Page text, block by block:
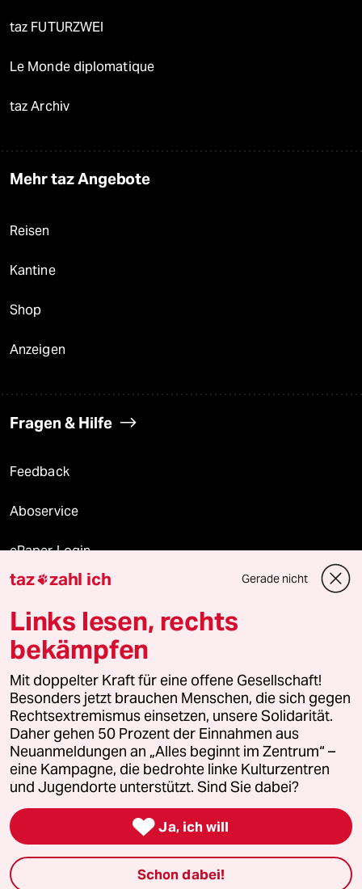
taz FUTURZWEI
Le Monde diplomatique
taz Archiv
Mehr taz Angebote
Reisen
Kantine
Shop
Anzeigen
Fragen & Hilfe
Feedback
Aboservice
ePaper Login
Downloads für Abonnierende
© 2026 taz Verlags und Vertriebs GmbH
Alle Rechte vorbehalten. Bei rechtlichen Fragen oder für Genehmigungen
wenden Sie sich bitte an
lizenzen@taz.de
Feedback Redaktionsstatut Kommune-Richtlinien
Leitlinie Informant Datenschutz Impressum AGB
Seitenwende Einwilligungen widerrufen (Ads)
taz zahl ich Gerade nicht
Links lesen, rechts
bekämpfen
Mit doppelter Kraft für eine offene Gesellschaft!
Besonders jetzt brauchen Menschen, die sich gegen
Rechtsextremismus einsetzen, unsere Solidarität.
Daher gehen 50 Prozent der Einnahmen aus
Neuanmeldungen an „Alles beginnt im Zentrum“ –
eine Kampagne, die bedrohte linke Kulturzentren
und Jugendorte unterstützt. Sind Sie dabei?
 Ja, ich will
Schon dabei!